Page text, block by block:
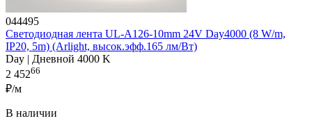
044495
Светодиодная лента UL-A126-10mm 24V Day4000 (8 W/m,
IP20, 5m) (Arlight, высок.эфф.165 лм/Вт)
Day | Дневной 4000 K
2 45266
₽/м
В наличии